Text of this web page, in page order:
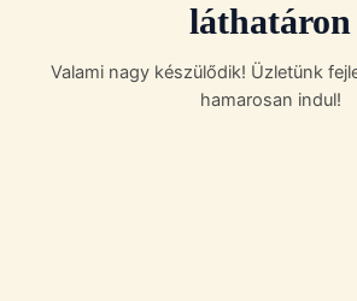
láthatáron
Valami nagy készülődik! Üzletünk
hamarosan indul!